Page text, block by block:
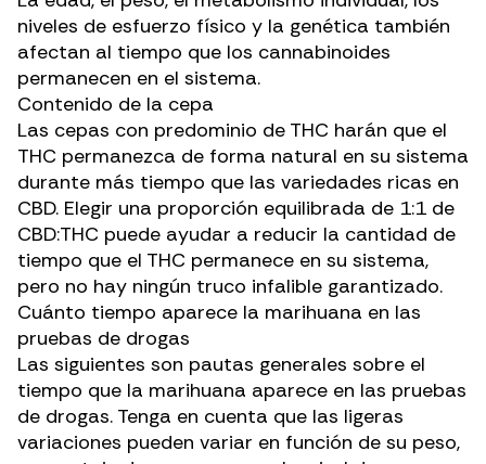
niveles de esfuerzo físico y la genética también
afectan al tiempo que los cannabinoides
permanecen en el sistema.
Contenido de la cepa
Las cepas con predominio de THC harán que el
THC permanezca de forma natural en su sistema
durante más tiempo que las variedades ricas en
CBD. Elegir una proporción equilibrada de 1:1 de
CBD:THC puede ayudar a reducir la cantidad de
tiempo que el THC permanece en su sistema,
pero no hay ningún truco infalible garantizado.
Cuánto tiempo aparece la marihuana en las
pruebas de drogas
Las siguientes son pautas generales sobre el
tiempo que la marihuana aparece en las pruebas
de drogas. Tenga en cuenta que las ligeras
variaciones pueden variar en función de su peso,